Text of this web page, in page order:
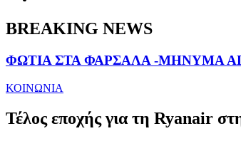
BREAKING NEWS
ΦΩΤΙΑ ΣΤΑ ΦΑΡΣΑΛΑ -ΜΗΝΥΜΑ
ΚΟΙΝΩΝΙΑ
Τέλος εποχής για τη Ryanair